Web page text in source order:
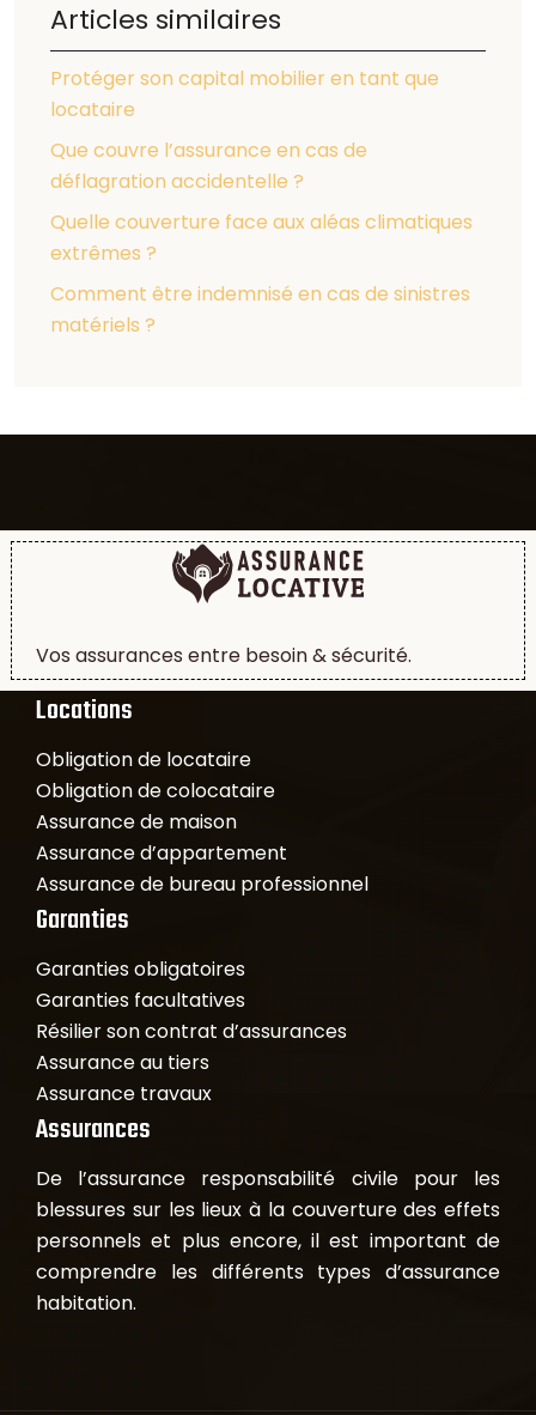
Articles similaires
Protéger son capital mobilier en tant que
locataire
Que couvre l’assurance en cas de
déflagration accidentelle ?
Quelle couverture face aux aléas climatiques
extrêmes ?
Comment être indemnisé en cas de sinistres
matériels ?
Vos assurances entre besoin & sécurité.
Locations
Obligation de locataire
Obligation de colocataire
Assurance de maison
Assurance d’appartement
Assurance de bureau professionnel
Garanties
Garanties obligatoires
Garanties facultatives
Résilier son contrat d’assurances
Assurance au tiers
Assurance travaux
Assurances
De l’assurance responsabilité civile pour les
blessures sur les lieux à la couverture des effets
personnels et plus encore, il est important de
comprendre les différents types d’assurance
habitation.